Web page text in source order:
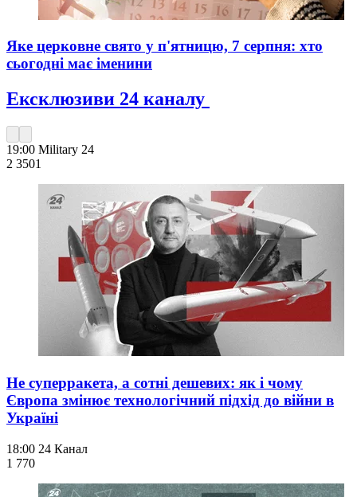
Яке церковне свято у п'ятницю, 7 серпня: хто
сьогодні має іменини
Ексклюзиви 24 каналу
19:00 Military 24
2 3501
Не суперракета, а сотні дешевих: як і чому
Європа змінює технологічний підхід до війни в
Україні
18:00 24 Канал
1 770